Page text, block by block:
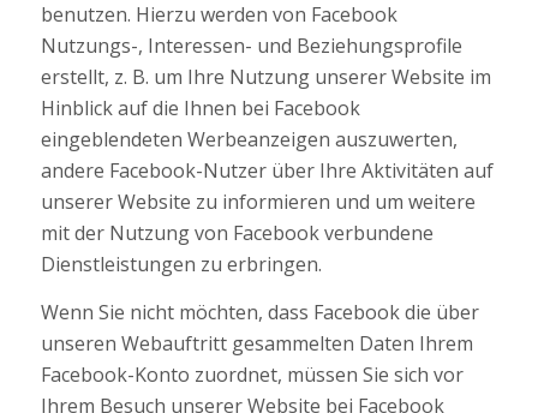
benutzen. Hierzu werden von Facebook
Nutzungs-, Interessen- und Beziehungsprofile
erstellt, z. B. um Ihre Nutzung unserer Website im
Hinblick auf die Ihnen bei Facebook
eingeblendeten Werbeanzeigen auszuwerten,
andere Facebook-Nutzer über Ihre Aktivitäten auf
unserer Website zu informieren und um weitere
mit der Nutzung von Facebook verbundene
Dienstleistungen zu erbringen.
Wenn Sie nicht möchten, dass Facebook die über
unseren Webauftritt gesammelten Daten Ihrem
Facebook-Konto zuordnet, müssen Sie sich vor
Ihrem Besuch unserer Website bei Facebook